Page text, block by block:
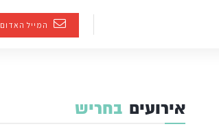
המייל האדום
אירועים בחריש